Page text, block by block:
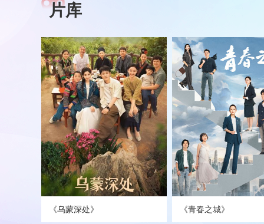
片库
《乌蒙深处》 《青春之城》